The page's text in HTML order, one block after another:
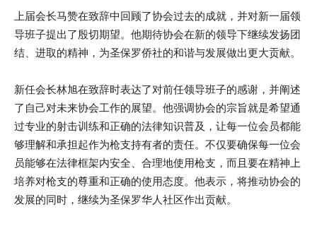
上届会长马赞在致辞中回顾了协会过去的成就，并对新一届领
导班子提出了殷切期望。他期待协会在新的领导下继续发扬团
结、进取的精神，为圣保罗侨社的和谐与发展做出更大贡献。
新任会长林旭在致辞时表达了对前任领导班子的感谢，并阐述
了自己对未来协会工作的展望。他强调协会的宗旨就是希望通
过专业的射击训练和正确的法律知识普及，让每一位会员都能
够理解和承担起作为枪支持有者的责任。不仅要确保每一位会
员能够在法律框架内安全、合理地使用枪支，而且要在精神上
培养对枪支的尊重和正确的使用态度。他表示，将推动协会的
发展的同时，继续为圣保罗华人社区作出贡献。